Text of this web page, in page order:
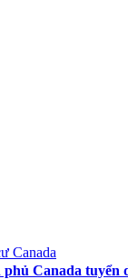
Canada
Canada tuyển